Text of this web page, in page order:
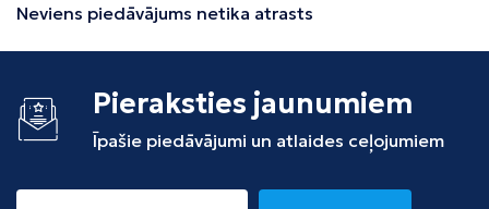
Neviens piedāvājums netika atrasts
Pieraksties jaunumiem
Īpašie piedāvājumi un atlaides ceļojumiem